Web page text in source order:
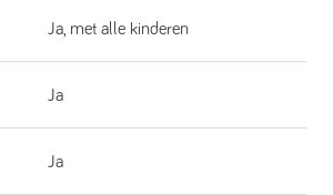
Ja, met alle kinderen
Ja
Ja